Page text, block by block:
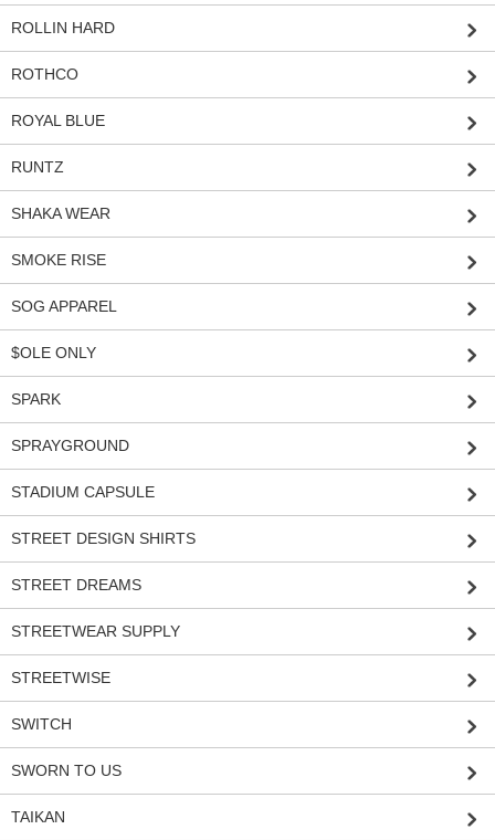
ROLLIN HARD
ROTHCO
ROYAL BLUE
RUNTZ
SHAKA WEAR
SMOKE RISE
SOG APPAREL
$OLE ONLY
SPARK
SPRAYGROUND
STADIUM CAPSULE
STREET DESIGN SHIRTS
STREET DREAMS
STREETWEAR SUPPLY
STREETWISE
SWITCH
SWORN TO US
TAIKAN